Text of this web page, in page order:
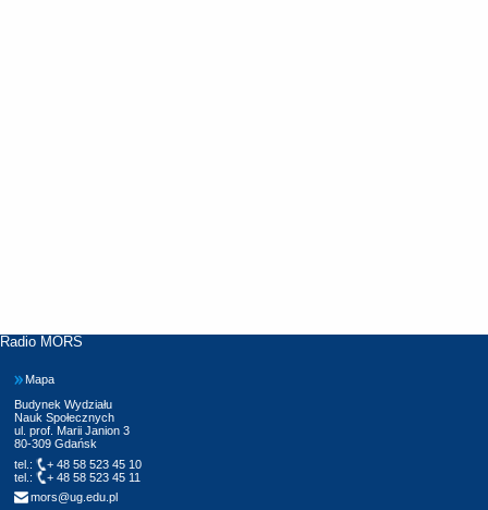
Radio MORS
Mapa
Budynek Wydziału
Nauk Społecznych
ul. prof. Marii Janion 3
80-309 Gdańsk
tel.:
+ 48 58 523 45 10
tel.:
+ 48 58 523 45 11
mors@ug.edu.pl